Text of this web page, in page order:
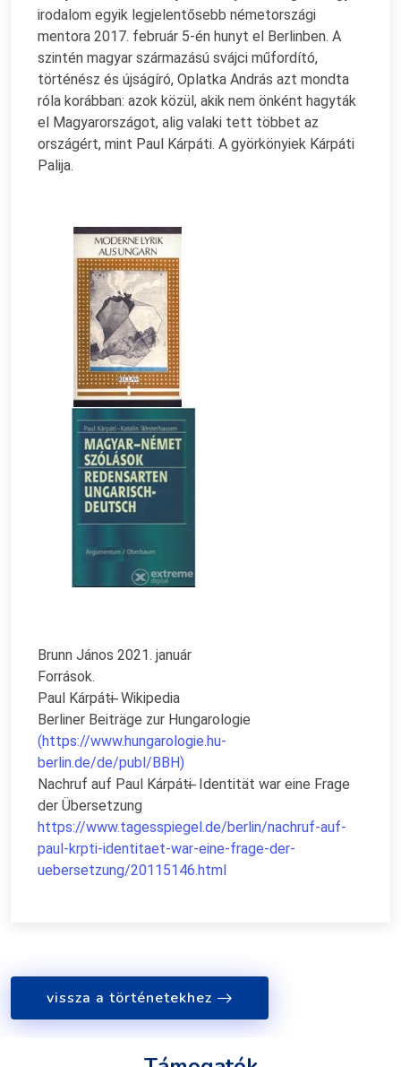
irodalom egyik legjelentősebb németországi
mentora 2017. február 5-én hunyt el Berlinben. A
szintén magyar származású svájci műfordító,
történész és újságíró, Oplatka András azt mondta
róla korábban: azok közül, akik nem önként hagyták
el Magyarországot, alig valaki tett többet az
országért, mint Paul Kárpáti. A györkönyiek Kárpáti
Palija.
Brunn János 2021. január
Források.
Paul Kárpáti ̶ Wikipedia
Berliner Beiträge zur Hungarologie
(https://www.hungarologie.hu-
berlin.de/de/publ/BBH)
Nachruf auf Paul Kárpáti ̶ Identität war eine Frage
der Übersetzung
https://www.tagesspiegel.de/berlin/nachruf-auf-
paul-krpti-identitaet-war-eine-frage-der-
uebersetzung/20115146.html
vissza a történetekhez